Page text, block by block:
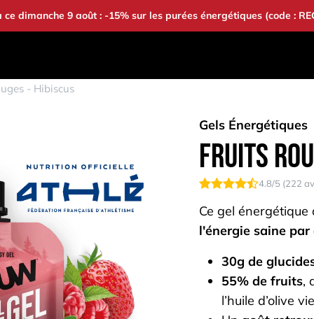
ce dimanche 9 août : -15% sur les purées énergétiques (code :
- Hibiscus
Gels Énergétiques
Fruits
4.8/5 (222
Ce gel
l'énergie saine par
30g de
55% de fruits,
l’huile d’olive